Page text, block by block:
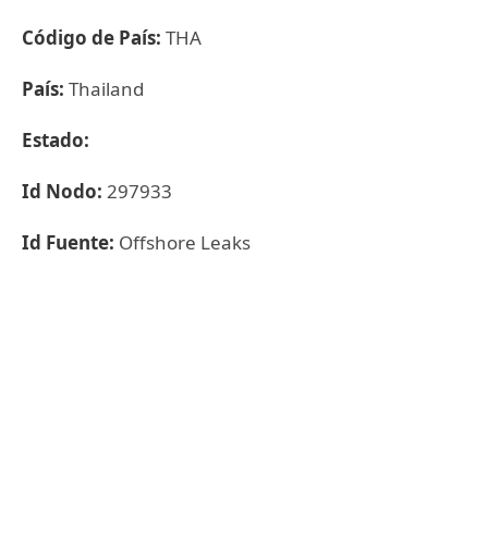
Código de País: THA
País: Thailand
Estado:
Id Nodo: 297933
Id Fuente: Offshore Leaks